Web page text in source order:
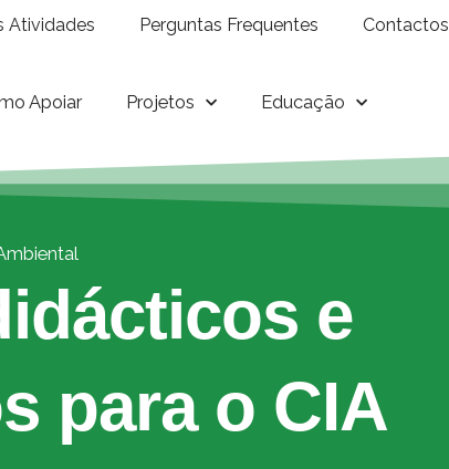
Atividades Perguntas Frequentes Contactos
Apoiar Projetos Educação
e
para o CIA